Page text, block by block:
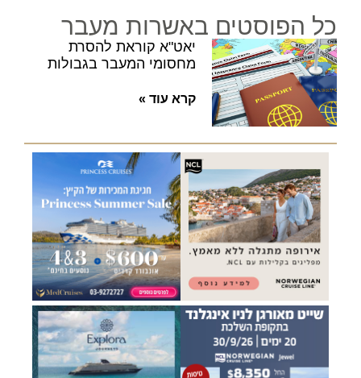
כל הפוסטים באשרות מעבר
יאט"א קוראת להסרת
מחסומי המעבר בגבולות
קרא עוד »